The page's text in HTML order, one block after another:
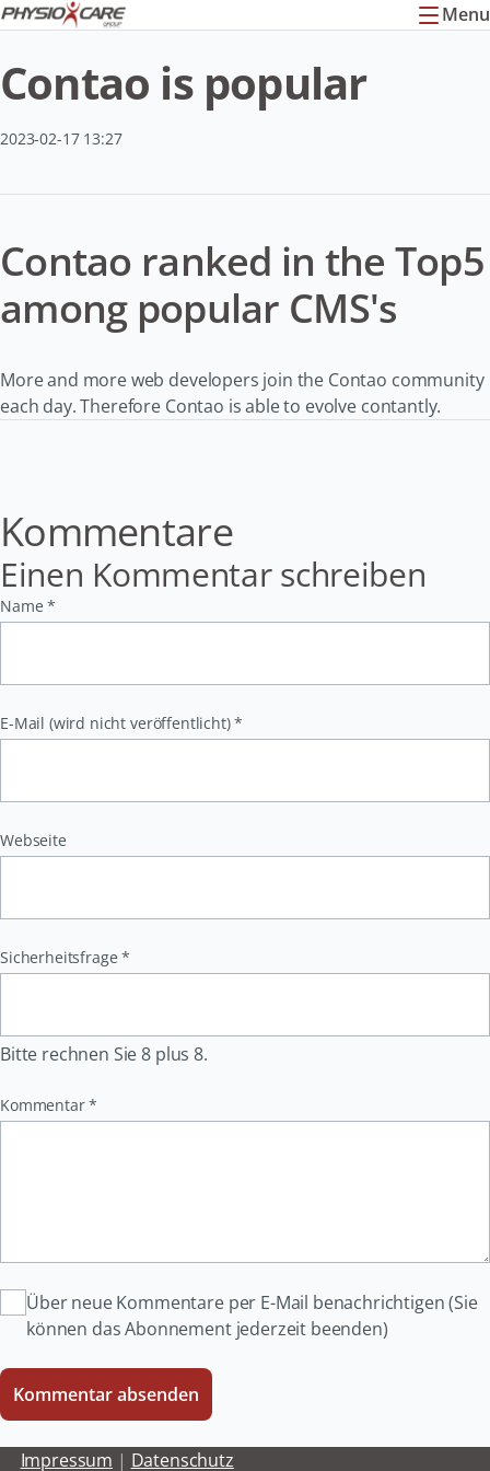
Menu
Contao is popular
2023-02-17 13:27
Contao ranked in the Top5
among popular CMS's
More and more web developers join the Contao community
each day. Therefore Contao is able to evolve contantly.
Kommentare
Einen Kommentar schreiben
Pflichtfeld
Name *
Pflichtfeld
E-Mail (wird nicht veröffentlicht) *
Webseite
Pflichtfeld
Sicherheitsfrage *
Bitte rechnen Sie 8 plus 8.
Pflichtfeld
Kommentar *
Über neue Kommentare per E-Mail benachrichtigen (Sie
können das Abonnement jederzeit beenden)
Kommentar absenden
Impressum | Datenschutz